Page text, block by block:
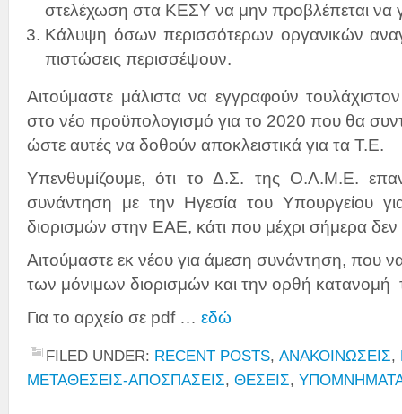
στελέχωση στα ΚΕΣΥ να μην προβλέπεται να
Κάλυψη όσων περισσότερων οργανικών
πιστώσεις περισσέψουν.
Αιτούμαστε μάλιστα να εγγραφούν
στο νέο προϋπολογισμό για το 2020 που θα
ώστε αυτές να δοθούν αποκλειστικά για τα Τ.Ε.
Υπενθυμίζουμε, ότι το Δ.Σ. της Ο.Λ.Μ.Ε.
συνάντηση με την Ηγεσία του Υπουργείου
διορισμών στην ΕΑΕ, κάτι που μέχρι σήμερα δεν
Αιτούμαστε εκ νέου για άμεση συνάντηση, που
των μόνιμων διορισμών και την ορθή κατανομή
Για το αρχείο σε pdf … εδώ
FILED UNDER: RECENT POSTS, ΑΝΑΚΟΙΝΩΣΕΙΣ,
ΜΕΤΑΘΕΣΕΙΣ-ΑΠΟΣΠΑΣΕΙΣ, ΘΕΣΕΙΣ,